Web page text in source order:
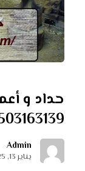
حداد و
Admin
يناير 13, 2025